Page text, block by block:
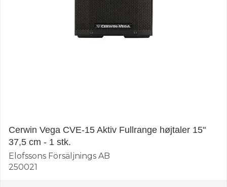
Cerwin Vega CVE-15 Aktiv Fullrange højtaler 15"
37,5 cm - 1 stk.
Elofssons Försäljnings AB
250021